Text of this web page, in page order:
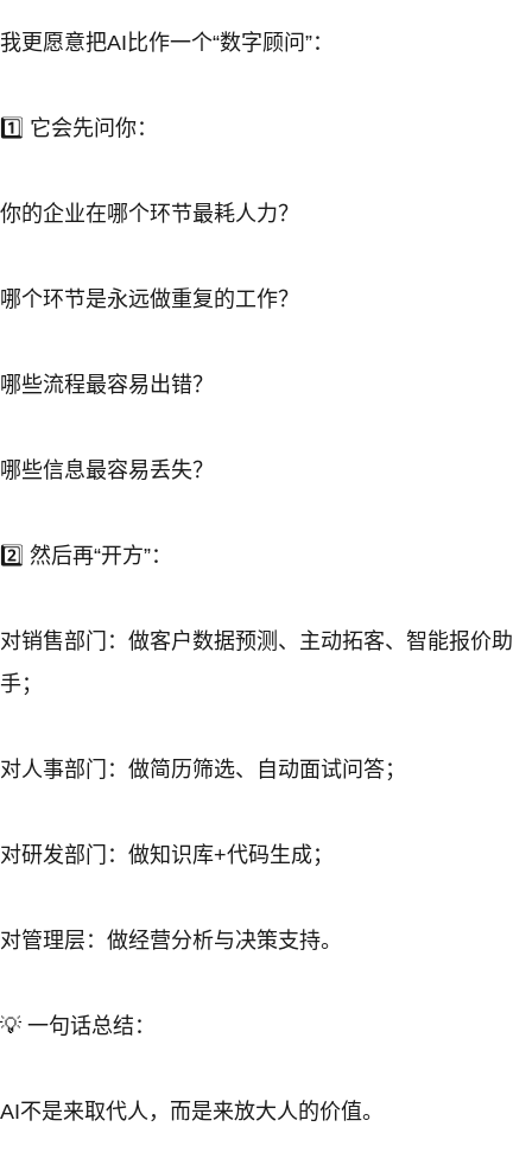
我更愿意把AI比作一个“数字顾问”：
1️⃣ 它会先问你：
你的企业在哪个环节最耗人力？
哪个环节是永远做重复的工作？
哪些流程最容易出错？
哪些信息最容易丢失？
2️⃣ 然后再“开方”：
对销售部门：做客户数据预测、主动拓客、智能报价助
手；
对人事部门：做简历筛选、自动面试问答；
对研发部门：做知识库+代码生成；
对管理层：做经营分析与决策支持。
💡 一句话总结：
AI不是来取代人，而是来放大人的价值。